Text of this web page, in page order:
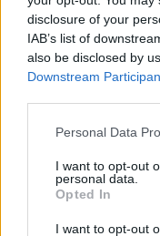
disclosure of your
IAB’s list of
also be disclosed by
Downstream
Please note that this
not limited to your
grant or deny
use your data for
consent section.
Personal Data
I want to opt-out
personal data.
Opted In
I want to opt-out